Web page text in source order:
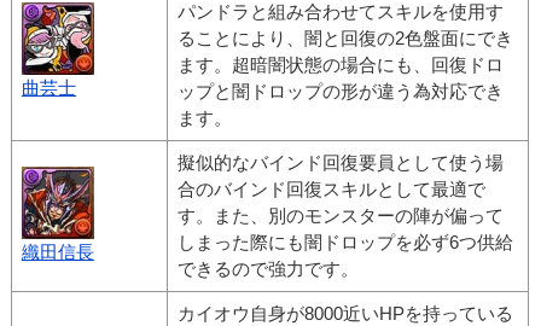
曲芸士
パンドラと組み合わせてスキルを使用す
ることにより、闇と回復の2色盤面にでき
ます。超暗闇状態の場合にも、回復ドロ
ップと闇ドロップの形が違う為対応でき
ます。
織田信長
擬似的なバインド回復要員として使う場
合のバインド回復スキルとして最適で
す。また、別のモンスターの陣が偏って
しまった際にも闇ドロップを必ず6つ供給
できるので強力です。
カイオウ自身が8000近いHPを持っている